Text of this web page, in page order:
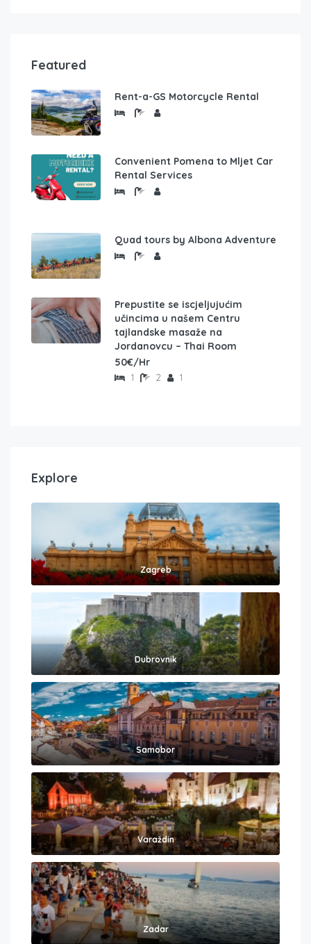
Featured
Rent-a-GS Motorcycle Rental
Convenient Pomena to Mljet Car
Rental Services
Quad tours by Albona Adventure
Prepustite se iscjeljujućim
učincima u našem Centru
tajlandske masaže na
Jordanovcu – Thai Room
50€/Hr
1 2 1
Explore
Zagreb
Dubrovnik
Samobor
Varaždin
Zadar